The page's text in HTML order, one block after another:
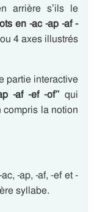
arrière s’ils le
en -ac -ap -af -
4 axes illustrés
partie interactive
-af -ef -of” qui
compris la notion
-ap, -af, -ef et -
syllabe.